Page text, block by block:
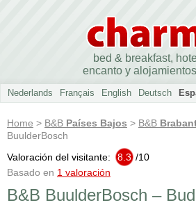
bed & breakfast,
encanto y
Nederlands Français English Deutsch
Home > B&B Países Bajos > B&B
BuulderBosch
Valoración del visitante:
8.3 /10
Basado en 1 valoración
B&B BuulderBosch –